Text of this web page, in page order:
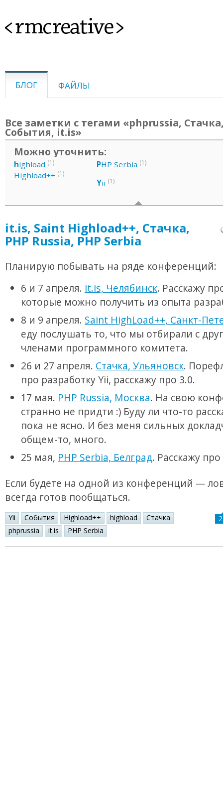
<rmcreative>
БЛОГ ФАЙЛЫ
Все заметки с тегами «phprussia,
События, it.is»
Можно уточнить:
highload (1)
Highload++ (1)
PHP Serbia (1)
Yii (1)
it.is, Saint Highload++, Стачка,
PHP Russia, PHP Serbia
Планирую побывать на ряде конференций:
6 и 7 апреля. it.is, Челябинск. Расскажу
которые можно получить из опыта
8 и 9 апреля. Saint HighLoad++, Санкт-
еду послушать то, что мы отбирали с
членами программного комитета.
26 и 27 апреля. Стачка, Ульяновск.
про разработку Yii, расскажу про 3.0.
17 мая. PHP Russia, Москва. На свою
странно не придти :) Буду ли что-то
пока не ясно. И без меня сильных
общем-то, много.
25 мая, PHP Serbia, Белград. Расскажу про
Если будете на одной из конференций —
всегда готов пообщаться.
Yii События Highload++ highload
Стачка
phprussia
it.is PHP Serbia